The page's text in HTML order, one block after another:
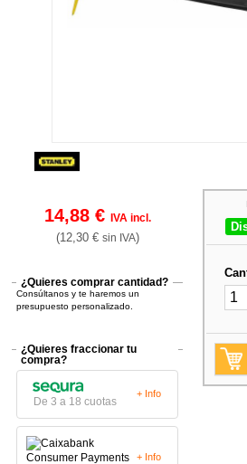
14,88 € IVA incl.
(12,30 € sin IVA)
¿Quieres comprar cantidad?
Consúltanos y te haremos un
presupuesto personalizado.
¿Quieres fraccionar tu
compra?
De 3 a 18 cuotas
+ Info
+ Info